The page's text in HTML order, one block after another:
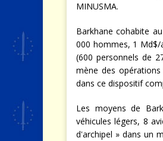
MINUSMA.
Barkhane cohabite
000 hommes, 1
(600 personnels de
mène des
dans ce dispositif
Les moyens de
véhicules légers, 8
d'archipel » dans un